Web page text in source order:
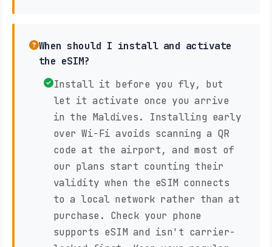
When should I install and activate
the eSIM?
Install it before you fly, but
let it activate once you arrive
in the Maldives. Installing early
over Wi-Fi avoids scanning a QR
code at the airport, and most of
our plans start counting their
validity when the eSIM connects
to a local network rather than at
purchase. Check your phone
supports eSIM and isn't carrier-